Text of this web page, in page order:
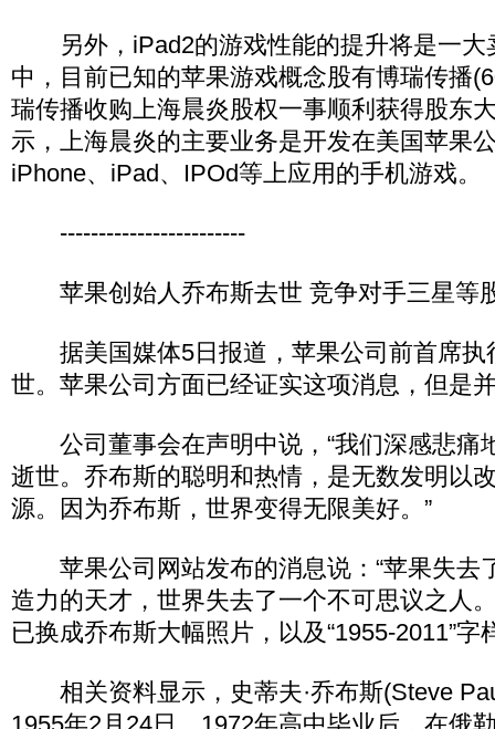
另外，iPad2的游戏性能的提升将是一大
中，目前已知的苹果游戏概念股有博瑞传播
瑞传播收购上海晨炎股权一事顺利获得股东
示，上海晨炎的主要业务是开发在美国苹果
iPhone、iPad、IPOd等上应用的手机游戏。
------------------------
苹果创始人乔布斯去世 竞争对手三星等
据美国媒体5日报道，苹果公司前首席执
世。苹果公司方面已经证实这项消息，但是
公司董事会在声明中说，“我们深感悲痛
逝世。乔布斯的聪明和热情，是无数发明以
源。因为乔布斯，世界变得无限美好。”
苹果公司网站发布的消息说：“苹果失去
造力的天才，世界失去了一个不可思议之人
已换成乔布斯大幅照片，以及“1955-2011”字
相关资料显示，史蒂夫·乔布斯(Steve